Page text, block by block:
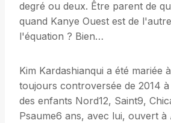
degré ou deux. Être parent de
quand Kanye Ouest est de
l'équation ? Bien…
Kim Kardashianqui a été mariée
toujours controversée de 2014 à
des enfants Nord12, Saint9,
Psaume6 ans, avec lui, ouvert à